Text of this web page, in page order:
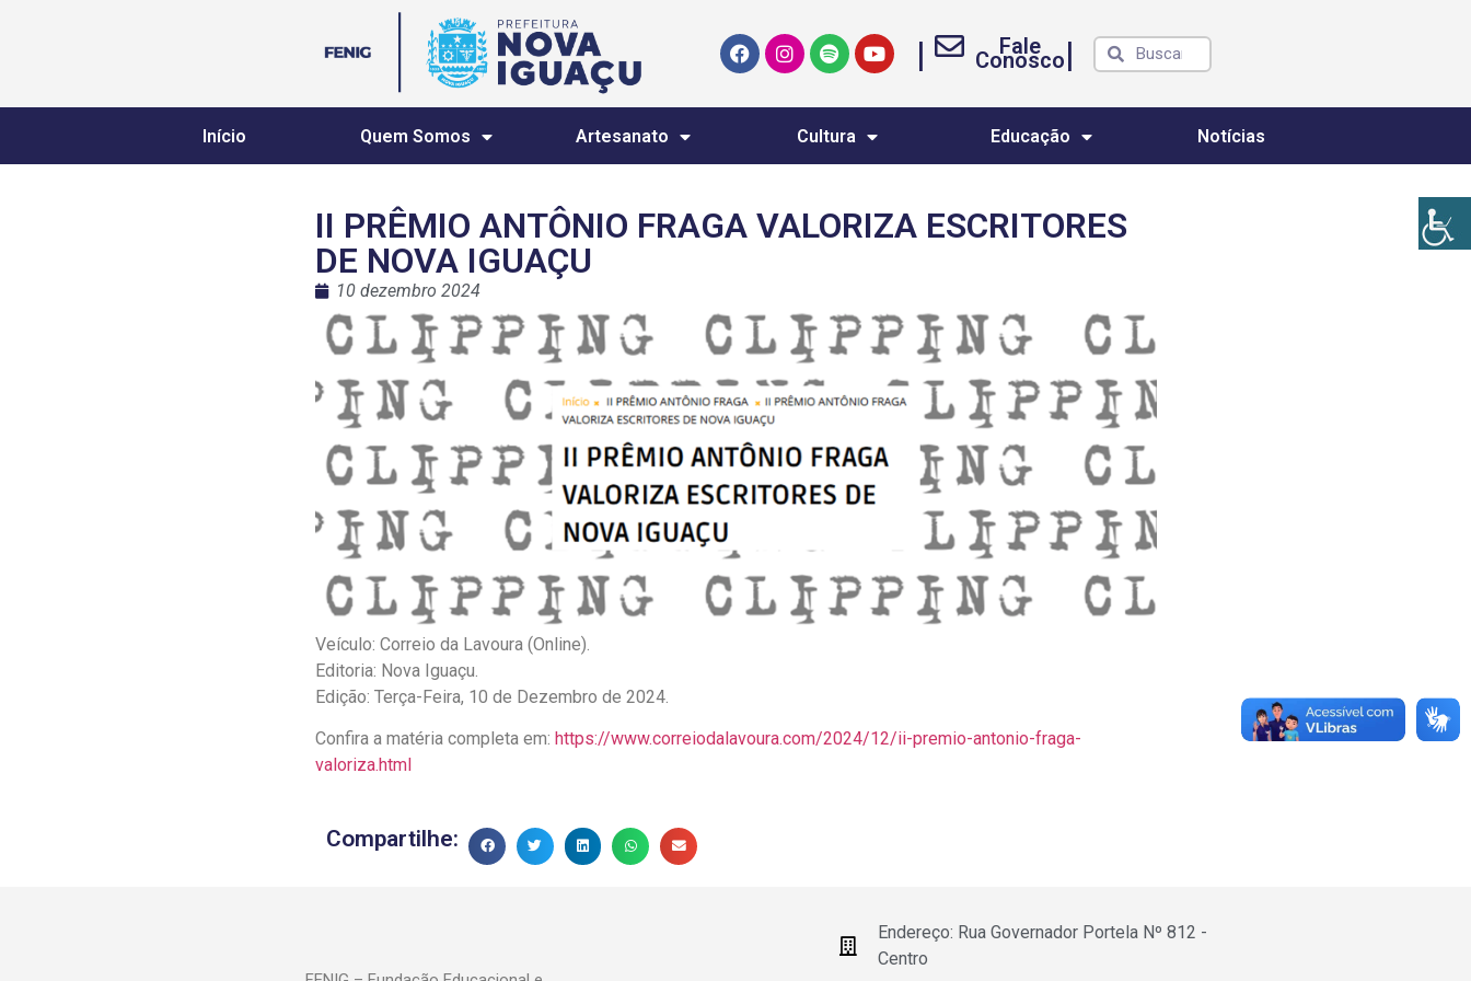
| Fale
Conosco|
Início Quem Somos Artesanato Cultura Educação Notícias
II PRÊMIO ANTÔNIO FRAGA VALORIZA ESCRITORES
DE NOVA IGUAÇU
10 dezembro 2024
Veículo: Correio da Lavoura (Online).
Editoria: Nova Iguaçu.
Edição: Terça-Feira, 10 de Dezembro de 2024.
Confira a matéria completa em: https://www.correiodalavoura.com/2024/12/ii-premio-antonio-fraga-
valoriza.html
Compartilhe:
Endereço: Rua Governador Portela Nº 812 -
Centro